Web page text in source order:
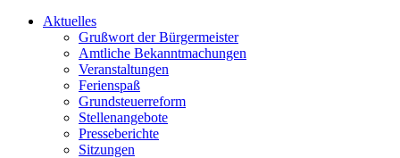
Aktuelles
Grußwort der Bürgermeister
Amtliche Bekanntmachungen
Veranstaltungen
Ferienspaß
Grundsteuerreform
Stellenangebote
Presseberichte
Sitzungen